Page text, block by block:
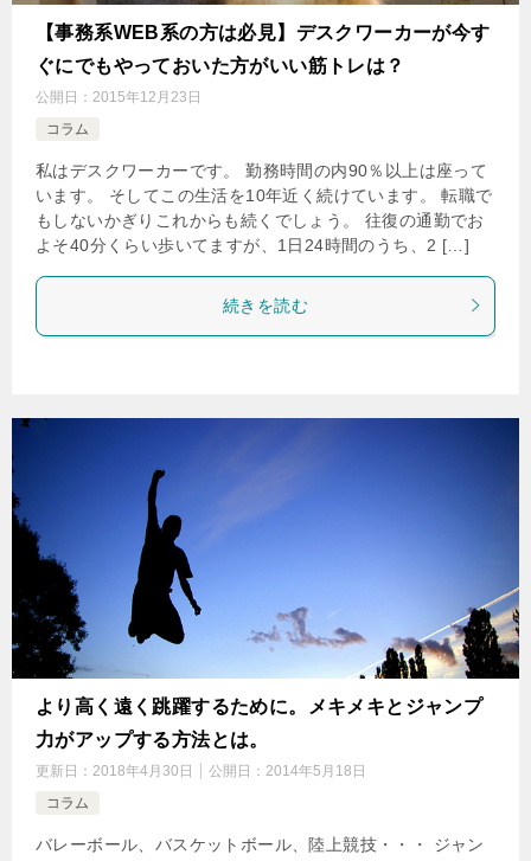
【事務系WEB系の方は必見】デスクワーカーが今す
ぐにでもやっておいた方がいい筋トレは？
公開日： 2015年12月23日
コラム
私はデスクワーカーです。 勤務時間の内90％以上は座って
います。 そしてこの生活を10年近く続けています。 転職で
もしないかぎりこれからも続くでしょう。 往復の通勤でお
よそ40分くらい歩いてますが、1日24時間のうち、2 […]
続きを読む
より高く遠く跳躍するために。メキメキとジャンプ
力がアップする方法とは。
更新日： 2018年4月30日 公開日： 2014年5月18日
コラム
バレーボール、バスケットボール、陸上競技・・・ ジャン